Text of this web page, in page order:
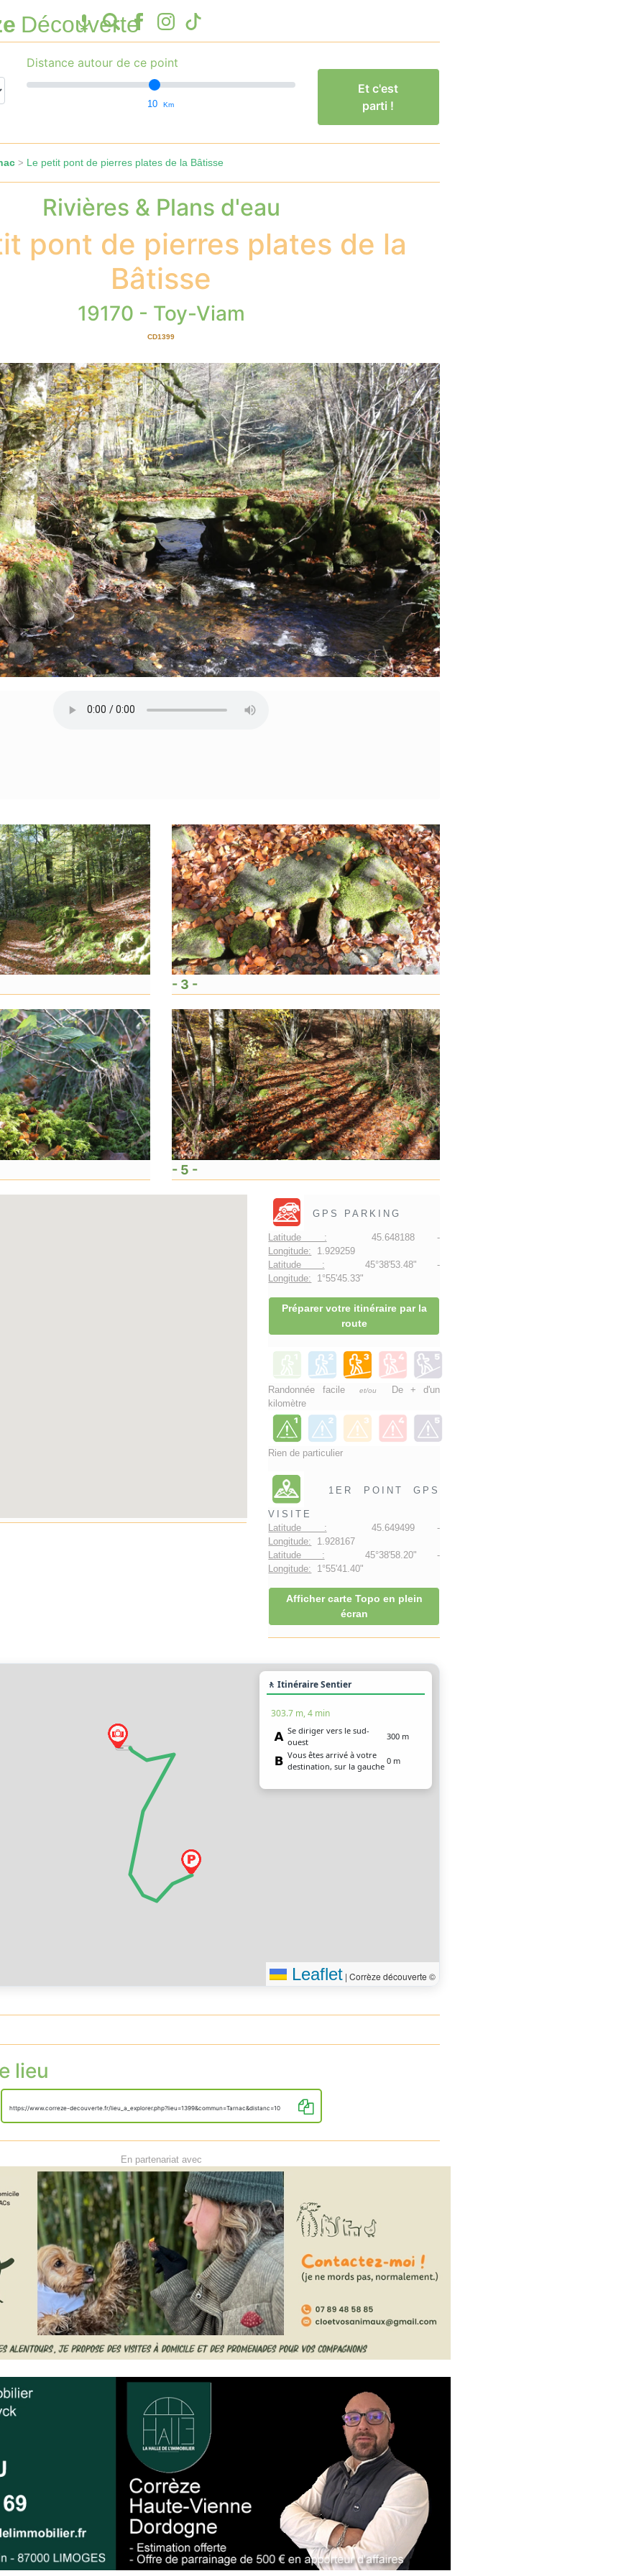
Découverte
Distance autour de ce point
10 Km
Et c'est
parti !
> Le petit pont de pierres plates de la Bâtisse
Rivières & Plans d'eau
pont de pierres plates de la
Bâtisse
19170 - Toy-Viam
CD1399
- 3 -
- 5 -
GPS PARKING
Latitude : 45.648188 -
Longitude: 1.929259
Latitude : 45°38'53.48" -
Longitude: 1°55'45.33"
Préparer votre itinéraire par la
route
Randonnée facileet/ou
De + d'un
kilomètre
Rien de particulier
1ER POINT GPS
VISITE
Latitude : 45.649499 -
Longitude: 1.928167
Latitude : 45°38'58.20" -
Longitude: 1°55'41.40"
Afficher carte Topo en plein
écran
🚶 Itinéraire Sentier
303.7 m, 4 min
Se diriger vers le sud-
ouest
300 m
Vous êtes arrivé à votre
destination, sur la gauche
0 m
Leaflet | Corrèze découverte ©
lieu
https://www.correze-decouverte.fr/lieu_a_explorer.php?lieu=1399&commun=Tarnac&distanc=10
En partenariat avec